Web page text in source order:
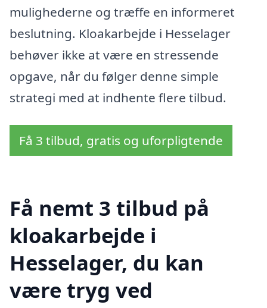
mulighederne og træffe en informeret
beslutning. Kloakarbejde i Hesselager
behøver ikke at være en stressende
opgave, når du følger denne simple
strategi med at indhente flere tilbud.
Få 3 tilbud, gratis og uforpligtende
Få nemt 3 tilbud på
kloakarbejde i
Hesselager, du kan
være tryg ved